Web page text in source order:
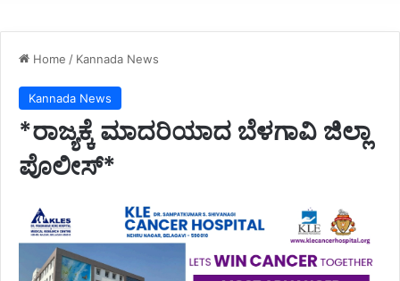
Home / Kannada News
Kannada News
*ರಾಜ್ಯಕ್ಕೆ ಮಾದರಿಯಾದ ಬೆಳಗಾವಿ ಜಿಲ್ಲಾ
ಪೊಲೀಸ್*